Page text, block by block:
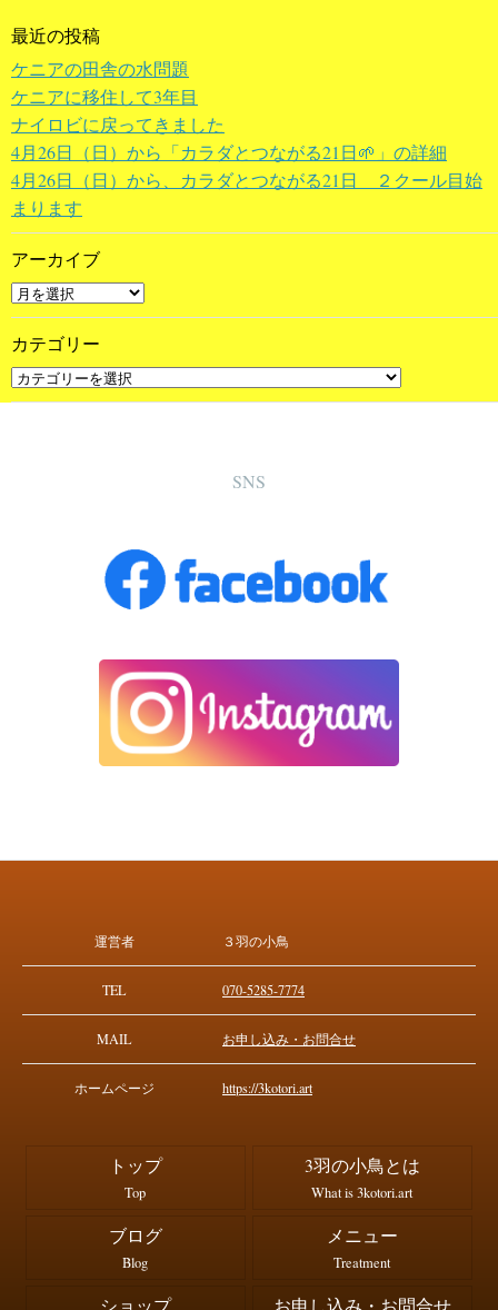
最近の投稿
ケニアの田舎の水問題
ケニアに移住して3年目
ナイロビに戻ってきました
4月26日（日）から「カラダとつながる21日🌱」の詳細
4月26日（日）から、カラダとつながる21日 ２クール目始
まります
アーカイブ
カテゴリー
SNS
運営者 ３羽の小鳥
TEL 070-5285-7774
MAIL お申し込み・お問合せ
ホームページ https://3kotori.art
トップ
Top
3羽の小鳥とは
What is 3kotori.art
ブログ
Blog
メニュー
Treatment
ショップ お申し込み・お問合せ